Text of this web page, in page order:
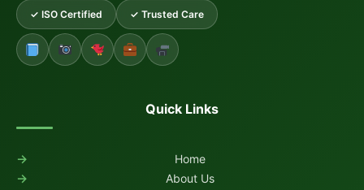
✓ ISO Certified ✓ Trusted Care
Quick Links
Home
About Us